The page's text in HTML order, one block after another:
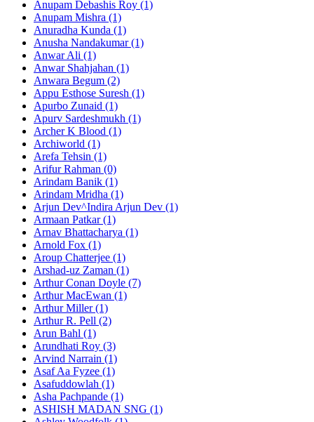
Anupam Debashis Roy (1)
Anupam Mishra (1)
Anuradha Kunda (1)
Anusha Nandakumar (1)
Anwar Ali (1)
Anwar Shahjahan (1)
Anwara Begum (2)
Appu Esthose Suresh (1)
Apurbo Zunaid (1)
Apurv Sardeshmukh (1)
Archer K Blood (1)
Archiworld (1)
Arefa Tehsin (1)
Arifur Rahman (0)
Arindam Banik (1)
Arindam Mridha (1)
Arjun Dev^Indira Arjun Dev (1)
Armaan Patkar (1)
Arnav Bhattacharya (1)
Arnold Fox (1)
Aroup Chatterjee (1)
Arshad-uz Zaman (1)
Arthur Conan Doyle (7)
Arthur MacEwan (1)
Arthur Miller (1)
Arthur R. Pell (2)
Arun Bahl (1)
Arundhati Roy (3)
Arvind Narrain (1)
Asaf Aa Fyzee (1)
Asafuddowlah (1)
Asha Pachpande (1)
ASHISH MADAN SNG (1)